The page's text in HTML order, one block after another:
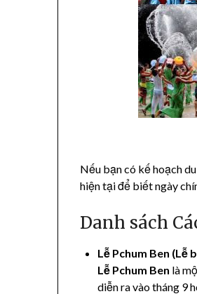
Nếu bạn có kế hoạch
hiện tại để biết ngày
Danh sách
Lễ Pchum Ben (Lễ
Lễ Pchum Ben là
diễn ra vào tháng 9